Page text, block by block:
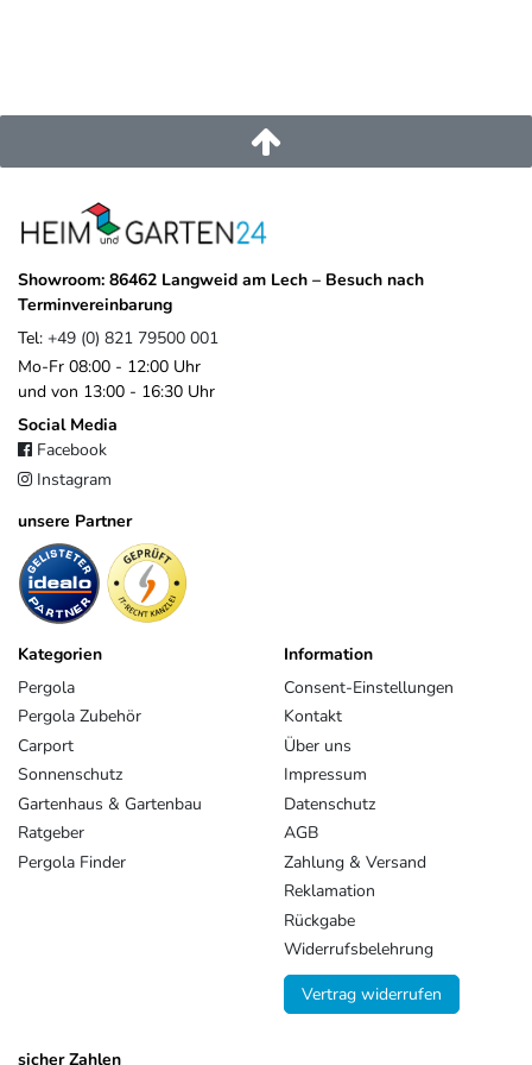
Als deutscher Anbieter mit eigenem Zentrallager vor Ort legt
Pegaso Marine besonderen Wert auf
kurze Wegeund eine gleichbleibendhohe Produktqualität
Marke Weide bündelt dabei gezielt Produkte, die funktional
abgestimmt sind.
Im Gegensatz zu anonymen Importlösungen profitieren Sie von
einem klaren Ansprechpartner, gewachsenen Strukturen und einem
Unternehmen, das langfristig hinter seinen Produkten steht.
EU-Verantwortlicher
Pegaso Marine Handel und Service GmbH
Weberstrasse 8
86462 Langweid am Lech
service@heimundgarten24.de
+49 821 79500 001
https://www.weide.de/kontakt/
Showroom: 86462 Langweid am Lech – Besuch nach
Terminvereinbarung
Tel: +49 (0) 821 79500 001
Mo-Fr 08:00 - 12:00 Uhr
und von 13:00 - 16:30 Uhr
Social Media
Facebook
Instagram
unsere Partner
Kategorien
Pergola
Pergola Zubehör
Carport
Sonnenschutz
Gartenhaus & Gartenbau
Ratgeber
Pergola Finder
Information
Consent-Einstellungen
Kontakt
Über uns
Impressum
Datenschutz
AGB
Zahlung & Versand
Reklamation
Rückgabe
Widerrufsbelehrung
Vertrag widerrufen
sicher Zahlen